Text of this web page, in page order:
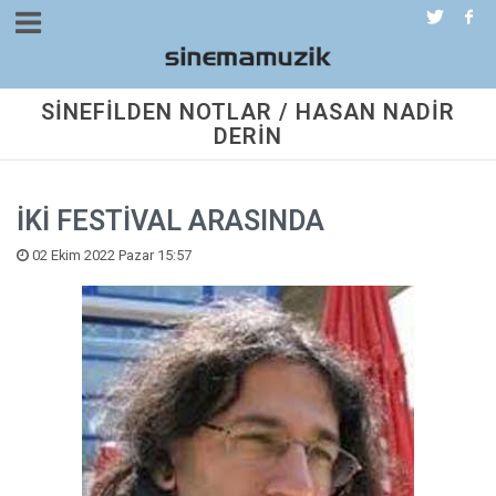
SİNEFİLDEN NOTLAR / HASAN NADİR
DERİN
İKİ FESTİVAL ARASINDA
02 Ekim 2022 Pazar 15:57